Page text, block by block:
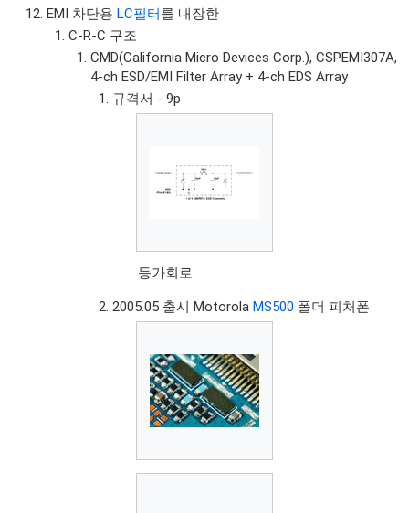
EMI 차단용LC필터를 내장한
C-R-C 구조
CMD(California Micro Devices Corp.), CSPEMI307A,
4-ch ESD/EMI Filter Array + 4-ch EDS Array
규격서 - 9p
등가회로
2005.05 출시 MotorolaMS500 폴더 피처폰